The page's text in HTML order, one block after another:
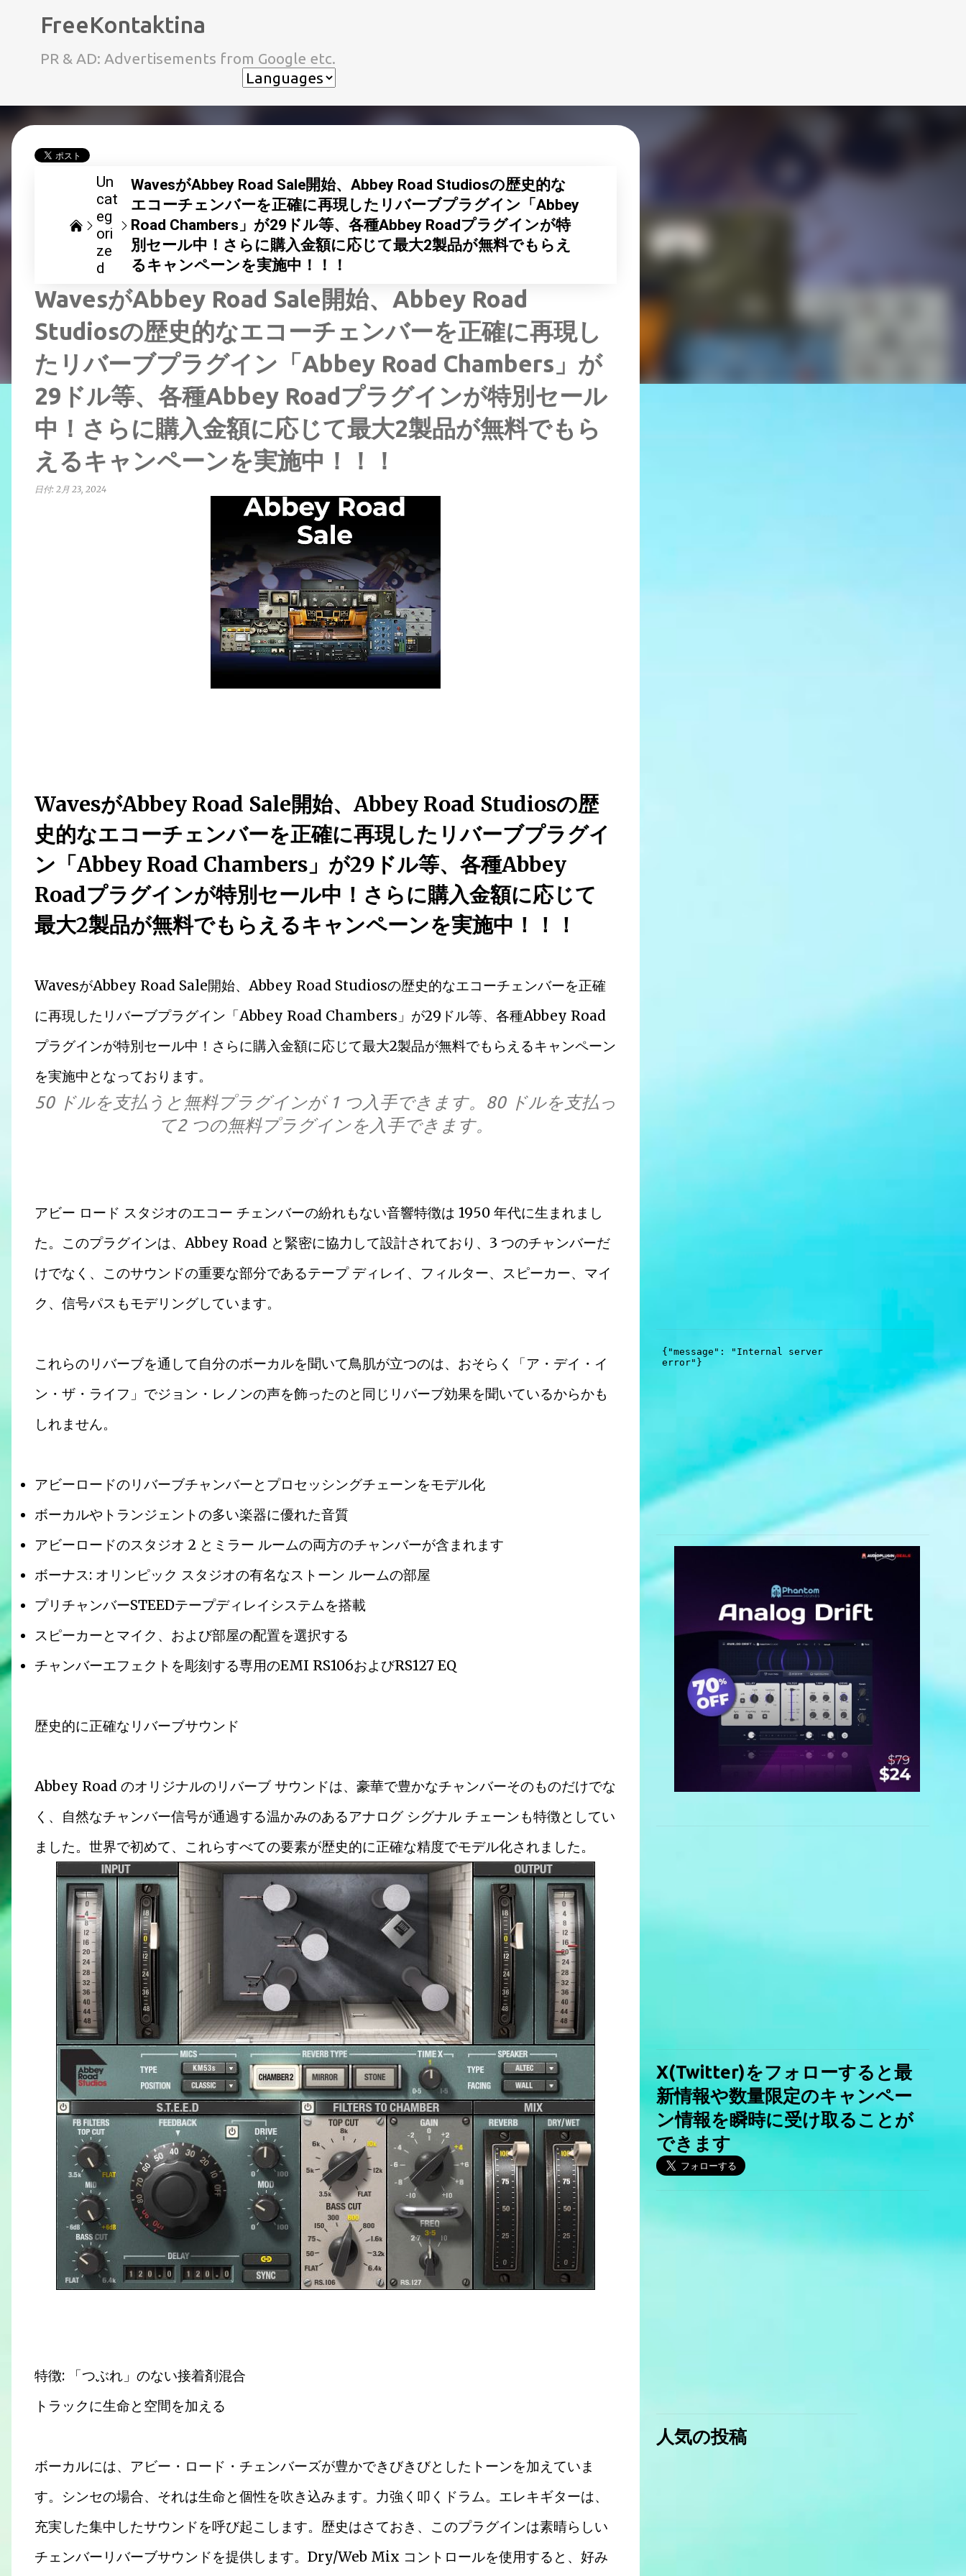
FreeKontaktina
PR & AD: Advertisements from Google etc.
Un
cat
eg
ori
ze
d
WavesがAbbey Road Sale開始、Abbey Road Studiosの歴史的な
エコーチェンバーを正確に再現したリバーブプラグイン「Abbey
Road Chambers」が29ドル等、各種Abbey Roadプラグインが特
別セール中！さらに購入金額に応じて最大2製品が無料でもらえ
るキャンペーンを実施中！！！
WavesがAbbey Road Sale開始、Abbey Road
Studiosの歴史的なエコーチェンバーを正確に再現し
たリバーブプラグイン「Abbey Road Chambers」が
29ドル等、各種Abbey Roadプラグインが特別セール
中！さらに購入金額に応じて最大2製品が無料でもら
えるキャンペーンを実施中！！！
日付: 2月 23, 2024
WavesがAbbey Road Sale開始、Abbey Road Studiosの歴
史的なエコーチェンバーを正確に再現したリバーブプラグイ
ン「Abbey Road Chambers」が29ドル等、各種Abbey
Roadプラグインが特別セール中！さらに購入金額に応じて
最大2製品が無料でもらえるキャンペーンを実施中！！！
WavesがAbbey Road Sale開始、Abbey Road Studiosの歴史的なエコーチェンバーを正確
に再現したリバーブプラグイン「Abbey Road Chambers」が29ドル等、各種Abbey Road
プラグインが特別セール中！さらに購入金額に応じて最大2製品が無料でもらえるキャンペーン
を実施中となっております。
50 ドルを支払うと無料プラグインが 1 つ入手できます。80 ドルを支払っ
て2 つの無料プラグインを入手できます。
アビー ロード スタジオのエコー チェンバーの紛れもない音響特徴は 1950 年代に生まれまし
た。このプラグインは、Abbey Road と緊密に協力して設計されており、3 つのチャンバーだ
けでなく、このサウンドの重要な部分であるテープ ディレイ、フィルター、スピーカー、マイ
ク、信号パスもモデリングしています。
これらのリバーブを通して自分のボーカルを聞いて鳥肌が立つのは、おそらく「ア・デイ・イ
ン・ザ・ライフ」でジョン・レノンの声を飾ったのと同じリバーブ効果を聞いているからかも
しれません。
アビーロードのリバーブチャンバーとプロセッシングチェーンをモデル化
ボーカルやトランジェントの多い楽器に優れた音質
アビーロードのスタジオ 2 とミラー ルームの両方のチャンバーが含まれます
ボーナス: オリンピック スタジオの有名なストーン ルームの部屋
プリチャンバーSTEEDテープディレイシステムを搭載
スピーカーとマイク、および部屋の配置を選択する
チャンバーエフェクトを彫刻する専用のEMI RS106およびRS127 EQ
歴史的に正確なリバーブサウンド
Abbey Road のオリジナルのリバーブ サウンドは、豪華で豊かなチャンバーそのものだけでな
く、自然なチャンバー信号が通過する温かみのあるアナログ シグナル チェーンも特徴としてい
ました。世界で初めて、これらすべての要素が歴史的に正確な精度でモデル化されました。
特徴: 「つぶれ」のない接着剤混合
トラックに生命と空間を加える
ボーカルには、アビー・ロード・チェンバーズが豊かできびきびとしたトーンを加えていま
す。シンセの場合、それは生命と個性を吹き込みます。力強く叩くドラム。エレキギターは、
充実した集中したサウンドを呼び起こします。歴史はさておき、このプラグインは素晴らしい
チェンバーリバーブサウンドを提供します。Dry/Web Mix コントロールを使用すると、好み
X(Twitter)をフォローすると最
新情報や数量限定のキャンペー
ン情報を瞬時に受け取ることが
できます
人気の投稿